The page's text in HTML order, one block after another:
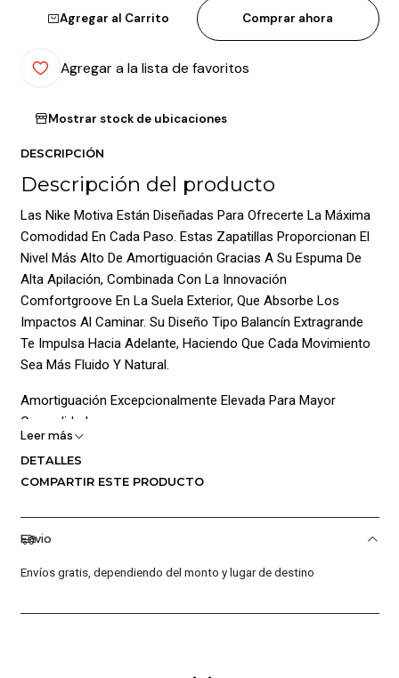
Agregar al Carrito Comprar ahora
Agregar a la lista de favoritos
Mostrar stock de ubicaciones
DESCRIPCIÓN
Descripción del producto
Las Nike Motiva Están Diseñadas Para Ofrecerte La Máxima
Comodidad En Cada Paso. Estas Zapatillas Proporcionan El
Nivel Más Alto De Amortiguación Gracias A Su Espuma De
Alta Apilación, Combinada Con La Innovación
Comfortgroove En La Suela Exterior, Que Absorbe Los
Impactos Al Caminar. Su Diseño Tipo Balancín Extragrande
Te Impulsa Hacia Adelante, Haciendo Que Cada Movimiento
Sea Más Fluido Y Natural.
Amortiguación Excepcionalmente Elevada Para Mayor
Comodidad.
Estabilidad Y Flexibilidad Moderadas Para Adaptarse A
Diferentes Actividades.
Suela Exterior Con Un Patrón Duradero Que Ofrece Mayor
Tracción.
Detalles Adicionales:
Zona Del Tobillo Con Espuma Suave Tipo Cascada,
Leer más
DETALLES
COMPARTIR ESTE PRODUCTO
Envio
Envíos gratis, dependiendo del monto y lugar de destino